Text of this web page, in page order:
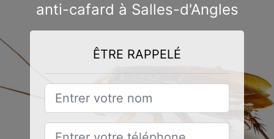
anti-cafard à Salles-d'Angles
ÊTRE RAPPELÉ